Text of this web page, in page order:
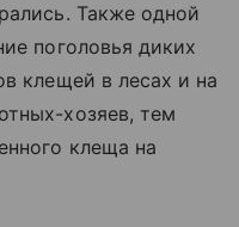
Также одной
поголовья диких
клещей в лесах и на
хозяев, тем
клеща на